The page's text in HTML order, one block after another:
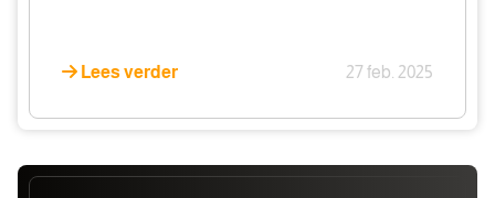
Lees verder 27 feb. 2025